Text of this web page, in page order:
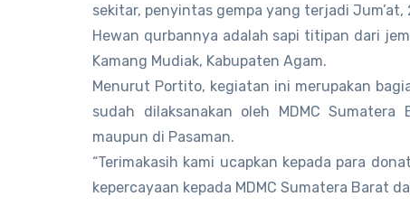
sekitar, penyintas gempa yang terjadi Jum’at,
Hewan qurbannya adalah sapi titipan dari
Kamang Mudiak, Kabupaten Agam.
Menurut Portito, kegiatan ini merupakan
sudah dilaksanakan oleh MDMC
maupun di Pasaman.
“Terimakasih kami ucapkan kepada para
kepercayaan kepada MDMC Sumatera Barat